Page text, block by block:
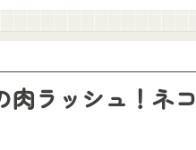
肉ラッシュ！ネコ